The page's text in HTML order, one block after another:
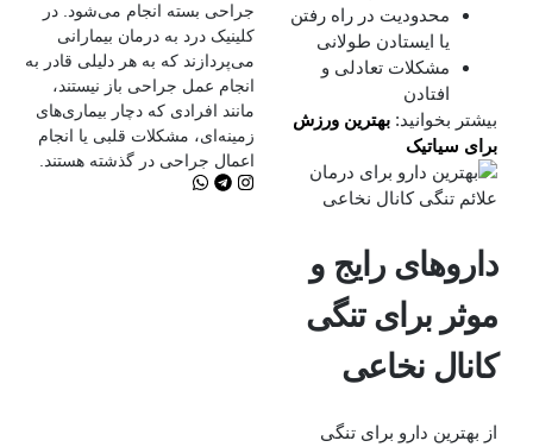
محدودیت در راه رفتن
یا ایستادن طولانی
مشکلات تعادلی و
افتادن
بیشتر بخوانید: بهترین ورزش
برای سیاتیک
داروهای رایج و
موثر برای تنگی
کانال نخاعی
از بهترین دارو برای تنگی
جراحی بسته انجام می‌شود. در
کلینیک درد به درمان‌ بیمارانی
می‌پردازند که به هر دلیلی قادر به
انجام عمل جراحی باز نیستند،
مانند افرادی که دچار بیماری‌های
زمینه‌ای، مشکلات قلبی یا انجام
اعمال جراحی در گذشته هستند.